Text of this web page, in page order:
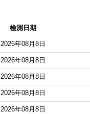
檢測日期
2026年08月8日
2026年08月8日
2026年08月8日
2026年08月8日
2026年08月8日